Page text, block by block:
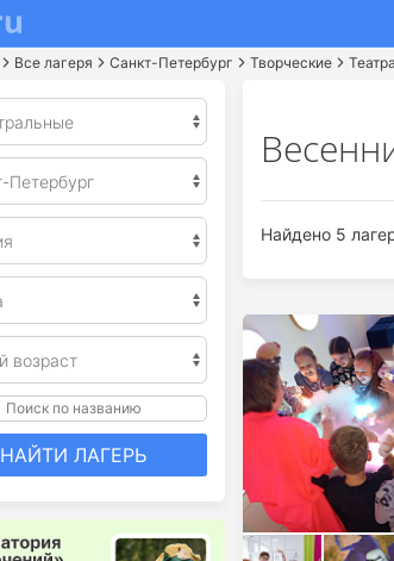
Все лагеря Санкт-Петербург Творческие
Поиск по названию
НАЙТИ ЛАГЕРЬ
Найдено 5